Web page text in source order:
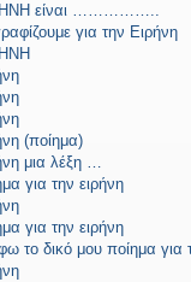
είναι ……………..
για την Ειρήνη
(ποίημα)
μια λέξη …
για την ειρήνη
για την ειρήνη
το δικό μου ποίημα για